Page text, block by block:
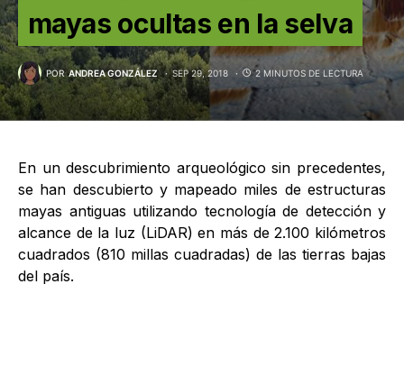
mayas ocultas en la selva
POR ANDREA GONZÁLEZ SEP 29, 2018 2 MINUTOS DE LECTURA
En un descubrimiento arqueológico sin precedentes,
se han descubierto y mapeado miles de estructuras
mayas antiguas utilizando tecnología de detección y
alcance de la luz (LiDAR) en más de 2.100 kilómetros
cuadrados (810 millas cuadradas) de las tierras bajas
del país.